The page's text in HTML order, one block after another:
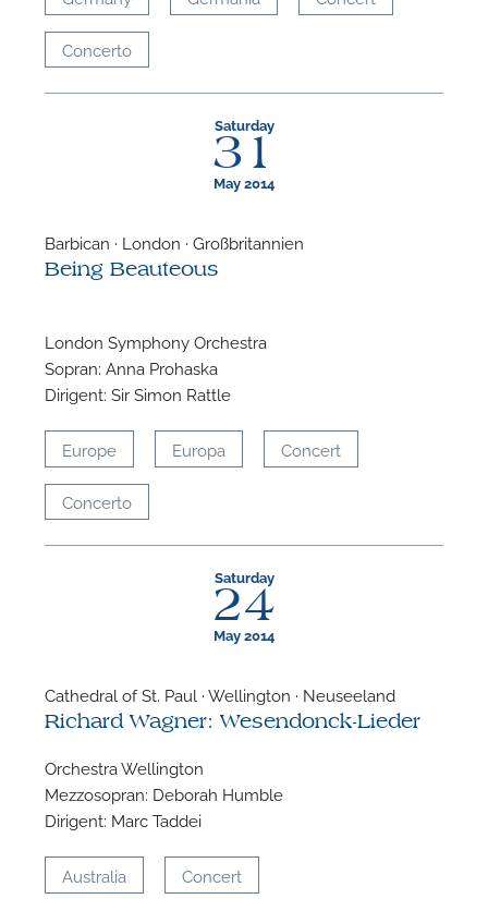
Concerto
Saturday
31
May 2014
Barbican · London · Großbritannien
Being Beauteous
London Symphony Orchestra
Sopran: Anna Prohaska
Dirigent: Sir Simon Rattle
Europe Europa Concert
Concerto
Saturday
24
May 2014
Cathedral of St. Paul · Wellington · Neuseeland
Richard Wagner: Wesendonck-Lieder
Orchestra Wellington
Mezzosopran: Deborah Humble
Dirigent: Marc Taddei
Australia Concert